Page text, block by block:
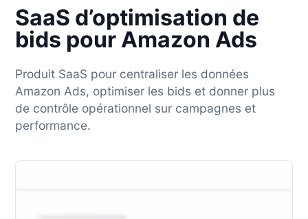
SaaS d’optimisation de
bids pour Amazon Ads
Produit SaaS pour centraliser les données
Amazon Ads, optimiser les bids et donner plus
de contrôle opérationnel sur campagnes et
performance.